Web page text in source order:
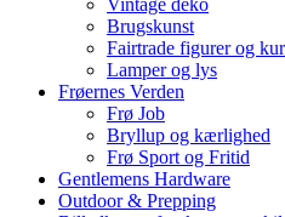
Brugskunst
Fairtrade figurer og
Lamper og lys
Frøernes Verden
Frø Job
Bryllup og kærlighed
Frø Sport og Fritid
Gentlemens Hardware
Outdoor & Prepping